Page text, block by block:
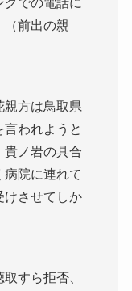
（前出の親
親方は鳥取県
われようと
貴ノ岩の具合
病院に連れて
けさせてしか
すら拒否、